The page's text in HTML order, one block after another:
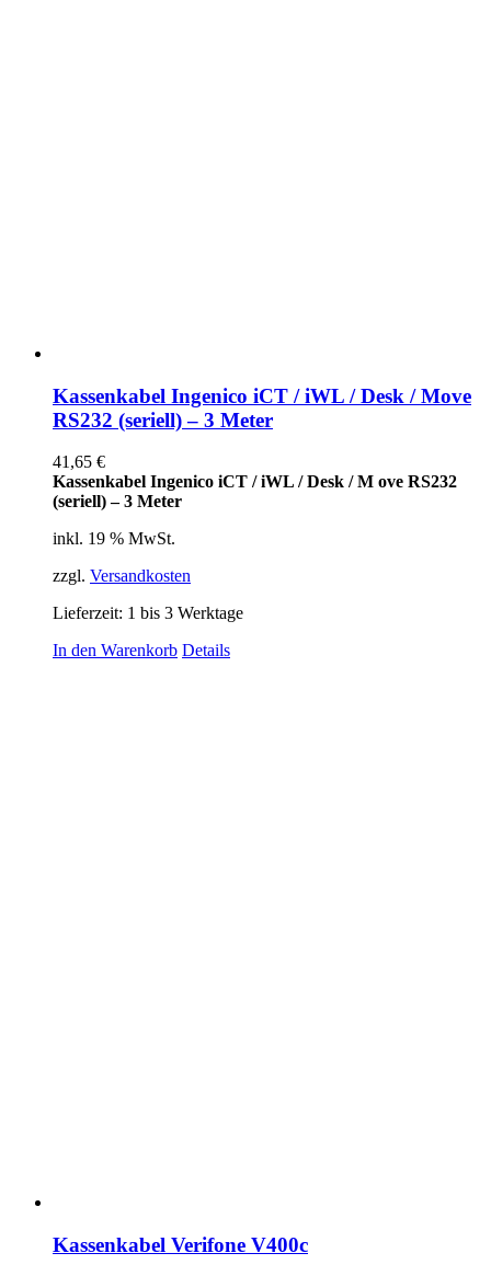
Kassenkabel Ingenico iCT / iWL / Desk / Move
RS232 (seriell) – 3 Meter
41,65 €
Kassenkabel Ingenico iCT / iWL / Desk / M ove RS232
(seriell) – 3 Meter
inkl. 19 % MwSt.
zzgl. Versandkosten
Lieferzeit: 1 bis 3 Werktage
In den Warenkorb Details
Kassenkabel Verifone V400c